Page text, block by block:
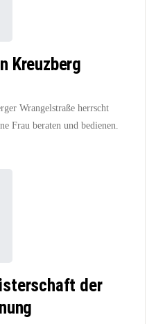
Kreuzberg
Wrangelstraße herrscht
Frau beraten und bedienen.
der